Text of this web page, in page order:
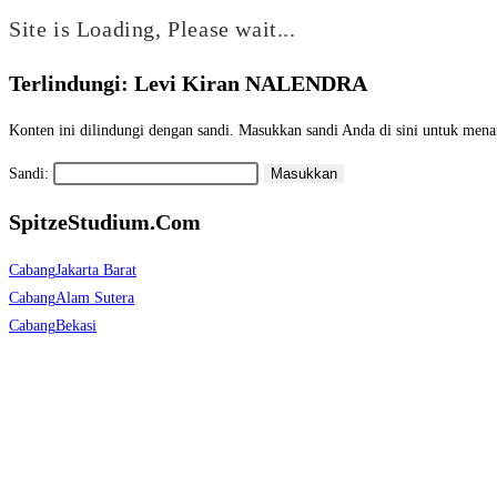
Site is Loading, Please wait...
Skip
content
Terlindungi: Levi Kiran NALENDRA
Konten ini dilindungi dengan sandi. Masukkan sandi Anda di sini untuk
Sandi:
SpitzeStudium.Com
CabangJakarta Barat
CabangAlam Sutera
CabangBekasi